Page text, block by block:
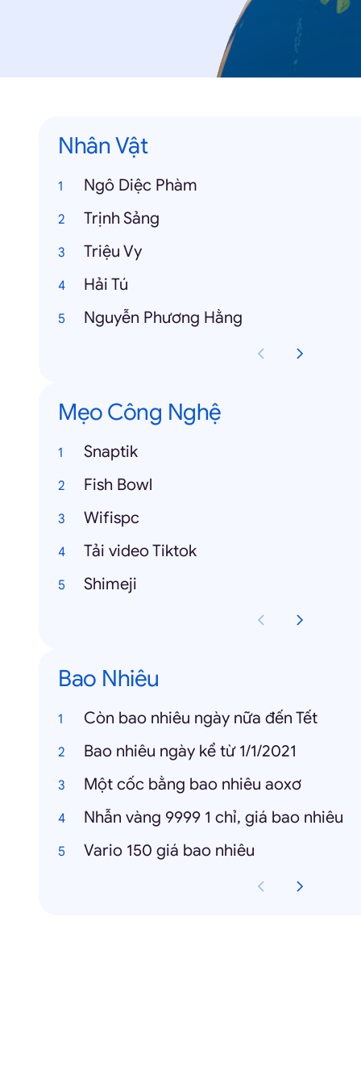
Nhân Vật
Ngô Diệc Phàm
Trịnh Sảng
Triệu Vy
Hải Tú
Nguyễn Phương Hằng
Mẹo Công Nghệ
Snaptik
Fish Bowl
Wifispc
Tải video Tiktok
Shimeji
Bao Nhiêu
Còn bao nhiêu ngày nữa đến Tết
Bao nhiêu ngày kể từ 1/1/2021
Một cốc bằng bao nhiêu aoxơ
Nhẫn vàng 9999 1 chỉ, giá bao nhiêu
Vario 150 giá bao nhiêu